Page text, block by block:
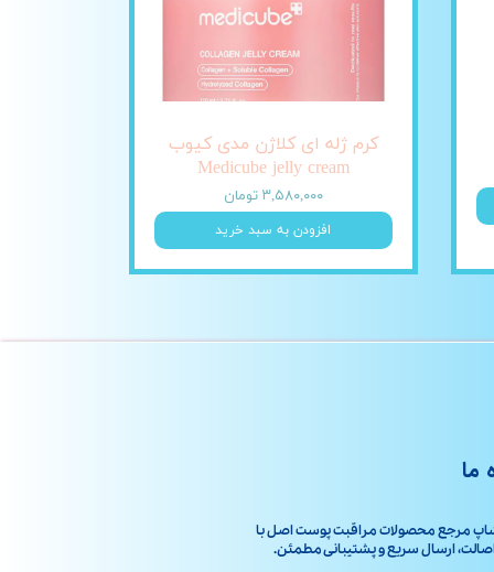
کرم ژله ای کلاژن مدی کیوب
Medicube jelly cream
۳,۵۸۰,۰۰۰ تومان
افزودن به سبد خرید
مرجع محصولات مراقبت پوست اصل با
ارسال سریع و پشتیبانی مطمئن.​​​​​​​​​​​​​​
ما